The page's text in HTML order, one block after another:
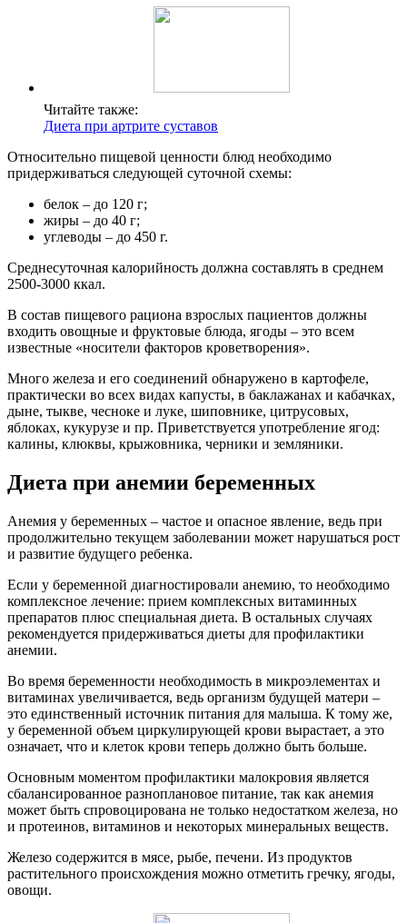
Читайте также:
Диета при артрите суставов
Относительно пищевой ценности блюд необходимо
придерживаться следующей суточной схемы:
белок – до 120 г;
жиры – до 40 г;
углеводы – до 450 г.
Среднесуточная калорийность должна составлять в среднем
2500-3000 ккал.
В состав пищевого рациона взрослых пациентов должны
входить овощные и фруктовые блюда, ягоды – это всем
известные «носители факторов кроветворения».
Много железа и его соединений обнаружено в картофеле,
практически во всех видах капусты, в баклажанах и кабачках,
дыне, тыкве, чесноке и луке, шиповнике, цитрусовых,
яблоках, кукурузе и пр. Приветствуется употребление ягод:
калины, клюквы, крыжовника, черники и земляники.
Диета при анемии беременных
Анемия у беременных – частое и опасное явление, ведь при
продолжительно текущем заболевании может нарушаться рост
и развитие будущего ребенка.
Если у беременной диагностировали анемию, то необходимо
комплексное лечение: прием комплексных витаминных
препаратов плюс специальная диета. В остальных случаях
рекомендуется придерживаться диеты для профилактики
анемии.
Во время беременности необходимость в микроэлементах и
витаминах увеличивается, ведь организм будущей матери –
это единственный источник питания для малыша. К тому же,
у беременной объем циркулирующей крови вырастает, а это
означает, что и клеток крови теперь должно быть больше.
Основным моментом профилактики малокровия является
сбалансированное разноплановое питание, так как анемия
может быть спровоцирована не только недостатком железа, но
и протеинов, витаминов и некоторых минеральных веществ.
Железо содержится в мясе, рыбе, печени. Из продуктов
растительного происхождения можно отметить гречку, ягоды,
овощи.